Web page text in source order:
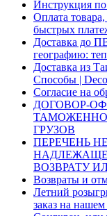
Инструкция
Оплата
быстрых
Доставка до
географию:
Доставка из
Способы |
Согласие на
ДОГОВОР-
ГРУЗОВ
ПЕРЕЧЕНЬ
ВОЗВРАТУ
Возвраты и
Летний
заказ на нашем